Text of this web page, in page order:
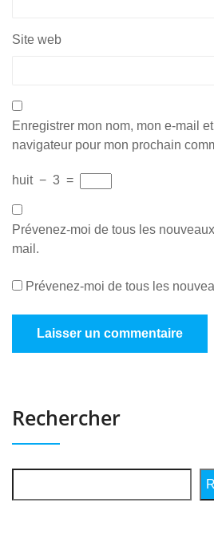
Site web
Enregistrer mon nom, mon e-mail
navigateur pour mon prochain
huit − 3 =
Prévenez-moi de tous les
mail.
Prévenez-moi de tous les
Rechercher